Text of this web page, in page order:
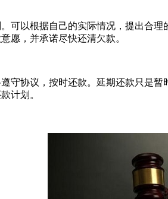
可以根据自己的实际情况，提出合
愿，并承诺尽快还清欠款。
守协议，按时还款。延期还款只是
计划。